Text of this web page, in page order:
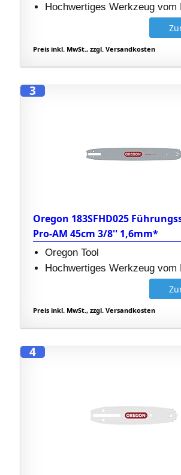
Hochwertiges Werkzeug vom
Preis inkl. MwSt., zzgl. Versandkosten
3
Oregon 183SFHD025
Pro-AM 45cm 3/8'' 1,6mm*
Oregon Tool
Hochwertiges Werkzeug vom
Preis inkl. MwSt., zzgl. Versandkosten
4